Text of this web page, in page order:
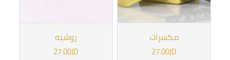
مكسرات
27.00JD
روشيه
27.00JD